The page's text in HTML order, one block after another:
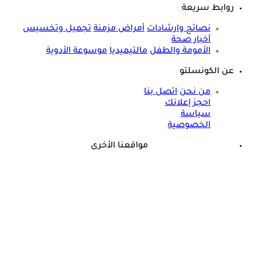
روابط سريعة
نصائح وارشادات أمراض مزمنة تجميل وتخسيس
أخبار صحة
الأمومة والطفل مالتيميديا موسوعة الأدوية
عن الكونسلتو
من نحن اتصل بنا
احجز إعلانك
سياسة
الخصوصية
مواقعنا الأخرى